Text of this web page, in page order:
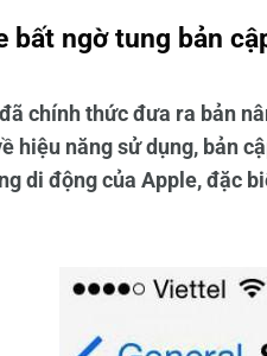
bất ngờ tung bản
chính thức đưa ra bản
hiệu năng sử dụng, bản
di động của Apple, đặc